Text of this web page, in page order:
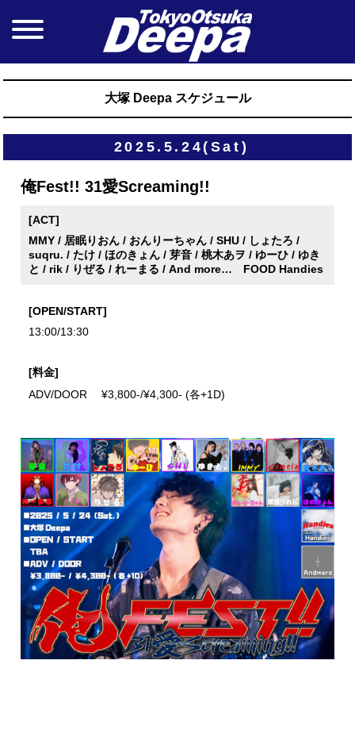
大塚 Deepa スケジュール
2025.5.24(Sat)
俺Fest!! 31愛Screaming!!
[ACT]
MMY / 居眠りおん / おんりーちゃん / SHU / しょたろ /
suqru. / たけ / ほのきょん / 芽音 / 桃木あヲ / ゆーひ / ゆき
と / rik / りぜる / れーまる / And more… FOOD Handies
[OPEN/START]
13:00/13:30
[料金]
ADV/DOOR ¥3,800-/¥4,300- (各+1D)